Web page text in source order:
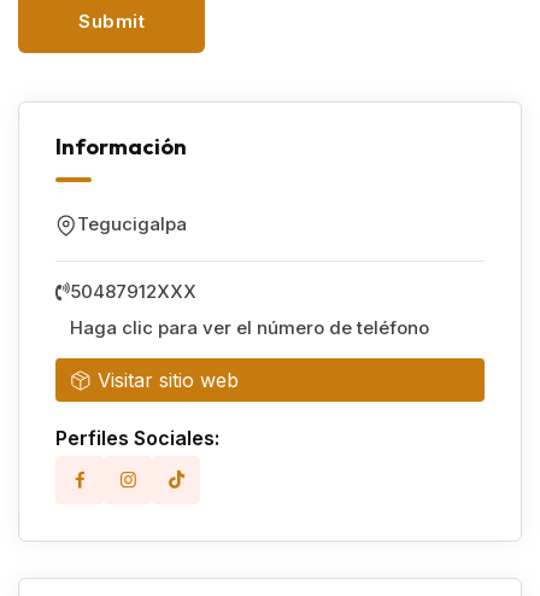
Información
Tegucigalpa
50487912XXX
Haga clic para ver el número de teléfono
Visitar sitio web
Perfiles Sociales: